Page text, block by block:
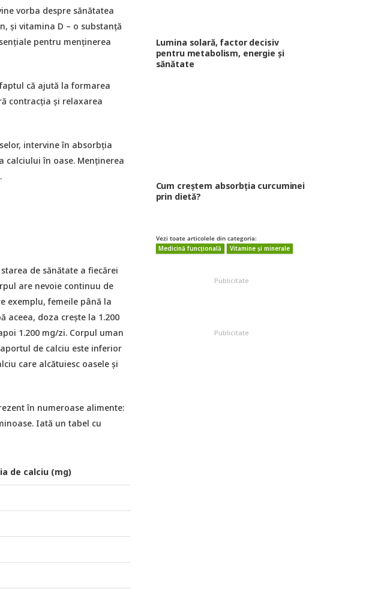
vorba despre sănătatea
și vitamina D – o substanță
pentru menținerea
că ajută la formarea
contracția și relaxarea
intervine în absorbția
calciului în oase. Menținerea
de sănătate a fiecărei
are nevoie continuu de
exemplu, femeile până la
aceea, doza crește la 1.200
1.200 mg/zi. Corpul uman
de calciu este inferior
care alcătuiesc oasele și
în numeroase alimente:
Iată un tabel cu
de calciu (mg)
Lumina solară, factor decisiv
pentru metabolism, energie și
sănătate
Cum creștem absorbția curcuminei
prin dietă?
Vezi toate articolele din categoria:
Medicină funcțională
Vitamine și minerale
Publicitate
Publicitate